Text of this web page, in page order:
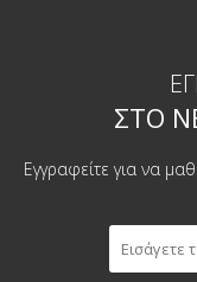
ΣΤΟ
Εγγραφείτε για να